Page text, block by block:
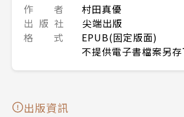
作 者
村田真優
出 版 社
尖端出版
格 式
EPUB(固定版面)
不提供電子書檔案另
出版資訊